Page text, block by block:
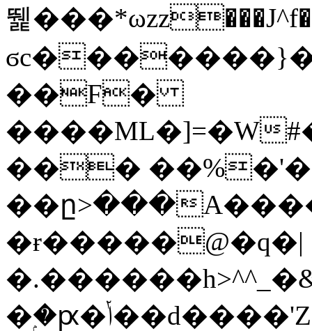
뛡
��F�
����ML�]=�W
���
��ը>���
�ɍ�����@�q�|
�ۭ�ԗ�ݳ��d����'Z����>!pQ}